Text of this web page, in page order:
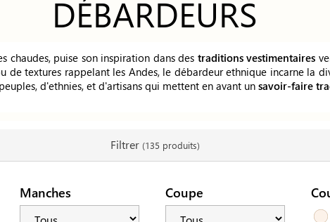
DÉBARDEURS
chaudes, puise son inspiration dans des traditions vestimentaires
textures rappelant les Andes, le débardeur ethnique incarne la
d'ethnies, et d'artisans qui mettent en avant un savoir-faire
Filtrer (135 produits)
Manches Coupe